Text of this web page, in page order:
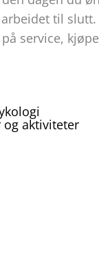
til slutt.
service,
og aktiviteter